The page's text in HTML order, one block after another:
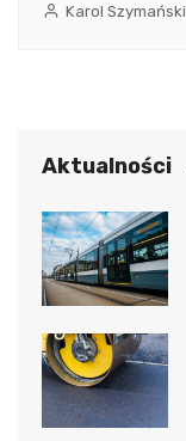
Karol Szymański
Aktualności